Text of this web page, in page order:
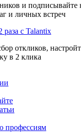
и подписывайте
и личных встреч
раза с Talantix
откликов,
в 2 клика
профессиям